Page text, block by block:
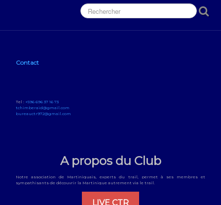
Contact
Tel : +596 696 37 16 73
tchimberaid@gmail.com
bureauctr972@gmail.com
A propos du Club
Notre association de Martiniquais, experts du trail, permet à ses membres et
sympathisants de découvrir la Martinique autrement via le trail.
LIVE CTR